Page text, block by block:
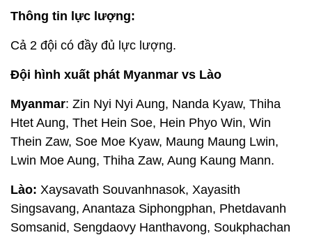
Thông tin lực lượng:
Cả 2 đội có đầy đủ lực lượng.
Đội hình xuất phát Myanmar vs Lào
Myanmar: Zin Nyi Nyi Aung, Nanda Kyaw, Thiha
Htet Aung, Thet Hein Soe, Hein Phyo Win, Win
Thein Zaw, Soe Moe Kyaw, Maung Maung Lwin,
Lwin Moe Aung, Thiha Zaw, Aung Kaung Mann.
Lào: Xaysavath Souvanhnasok, Xayasith
Singsavang, Anantaza Siphongphan, Phetdavanh
Somsanid, Sengdaovy Hanthavong, Soukphachan